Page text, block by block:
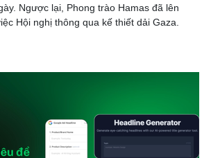
Ngược lại, Phong trào Hamas đã lên
Hội nghị thông qua kế thiết dải Gaza.